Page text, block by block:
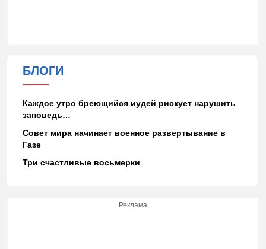
БЛОГИ
Каждое утро бреющийся иудей рискует нарушить
заповедь…
Совет мира начинает военное развертывание в
Газе
Три счастливые восьмерки
Реклама